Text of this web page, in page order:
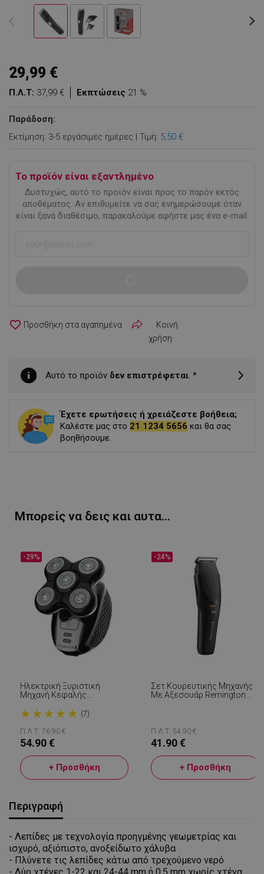
Εκπτώσεις 21 %
Π.Λ.Τ: 37,99 €
29,99 €
Παράδοση:
Εκτίμηση: 3-5 εργάσιμες ημέρες | Τιμή: 5,50 €
Το προϊόν είναι εξαντλημένο
Δυστυχώς, αυτό το προϊόν είναι προς το παρόν εκτός
αποθέματος. Αν επιθυμείτε να σας ενημερώσουμε όταν
είναι ξανά διαθέσιμο, παρακαλούμε αφήστε μας ένα e-mail.
favorite_border
Κοινή
χρήση
Αυτό το προϊόν δεν επιστρέφεται. *
Έχετε ερωτήσεις ή χρειάζεστε βοήθεια;
Καλέστε μας στο 21 1234 5656 και θα σας
βοηθήσουμε.
Μπορείς να δεις και αυτα...
Ηλεκτρική Ξυριστική
Μηχανή Κεφαλής
Ultimate Series,
Πλήρως Αδιάβροχη,
Αυτονομία Έως 50 Λεπτά,
Trimmer, Μαύρο/ασημί
★ ★ ★ ★ ★ (7)
-29%
Π.Λ.Τ: 76.90 €
54.90 €
+ Προσθήκη
Σετ Κουρευτικής Μηχανής
Με Αξεσουάρ Remington
Μαύρο
-24%
Π.Λ.Τ: 54.90 €
41.90 €
+ Προσθήκη
Περιγραφή
- Λεπίδες με τεχνολογία προηγμένης γεωμετρίας και
ισχυρό, αξιόπιστο, ανοξείδωτο χάλυβα
- Πλύνετε τις λεπίδες κάτω από τρεχούμενο νερό